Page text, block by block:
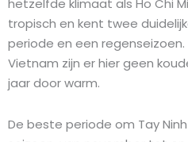
hetzelfde klimaat als Ho Chi
tropisch en kent twee
periode en een
Vietnam zijn er hier geen
jaar door warm.
De beste periode om Tay